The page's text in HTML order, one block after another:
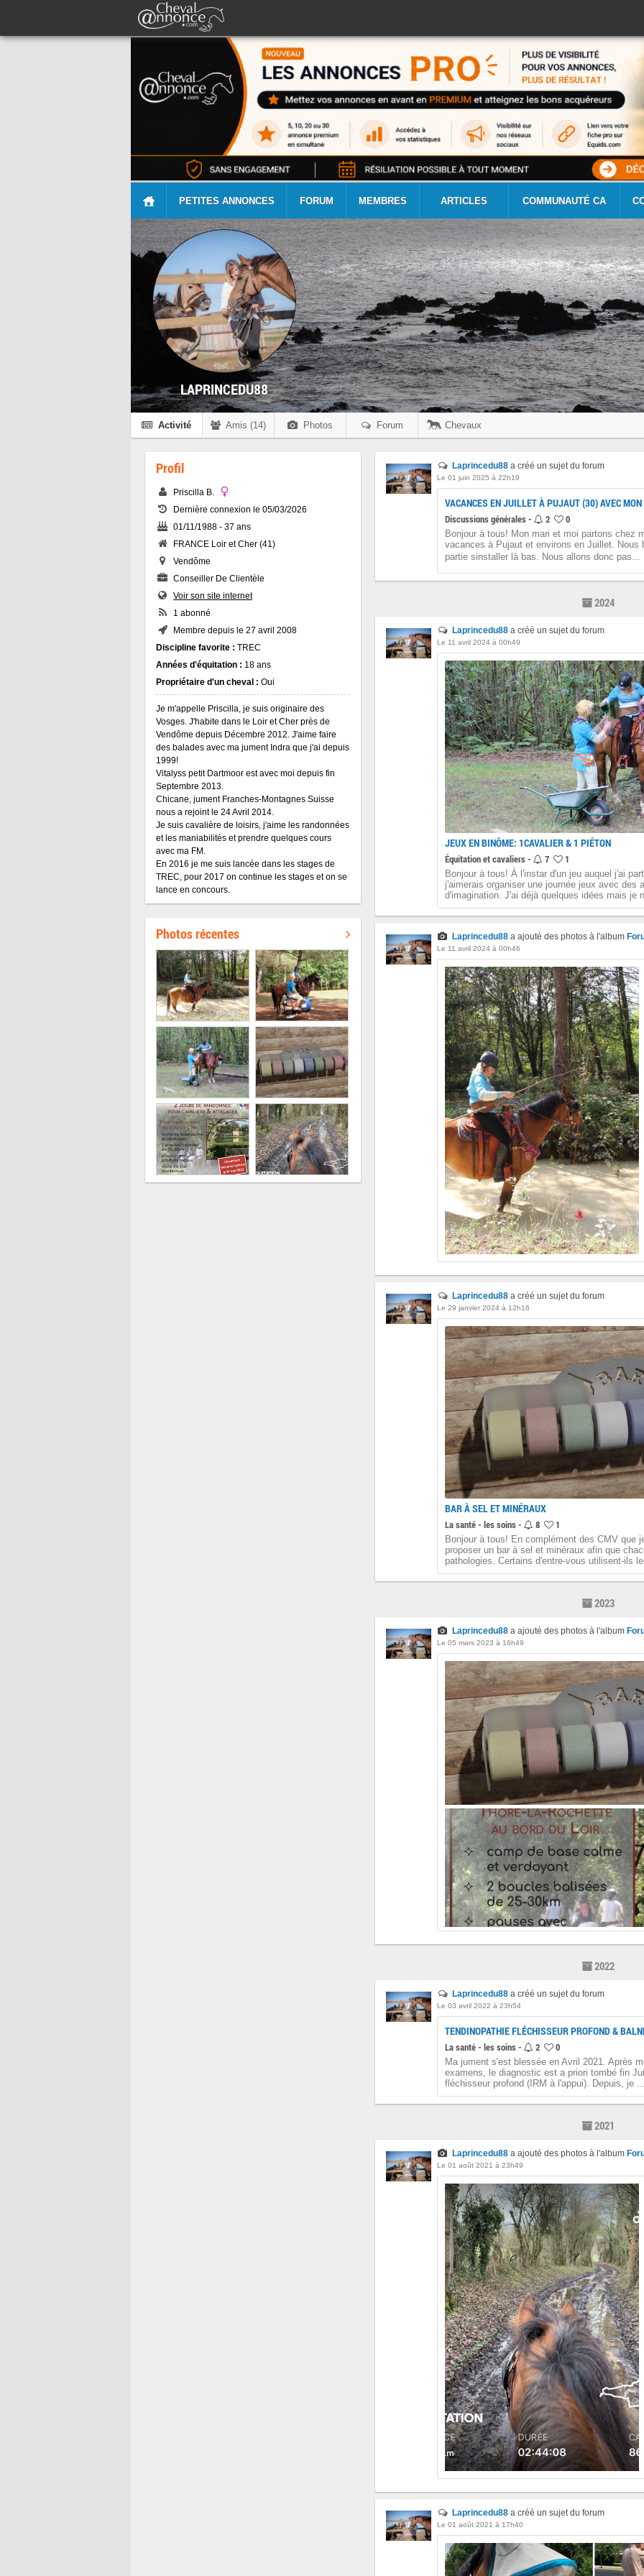
PETITES ANNONCES FORUM MEMBRES ARTICLES COMMUNAUTÉ CA
LAPRINCEDU88
Activité Amis (14) Photos Forum Chevaux
Profil
Priscilla B.
Dernière connexion le 05/03/2026
01/11/1988 - 37 ans
FRANCE Loir et Cher (41)
Vendôme
Conseiller De Clientèle
Voir son site internet
1 abonné
Membre depuis le 27 avril 2008
Discipline favorite : TREC
Années d'équitation : 18 ans
Propriétaire d'un cheval : Oui
Je m'appelle Priscilla, je suis originaire des
Vosges. J'habite dans le Loir et Cher près de
Vendôme depuis Décembre 2012. J'aime faire
des balades avec ma jument Indra que j'ai depuis
1999!
Vitalyss petit Dartmoor est avec moi depuis fin
Septembre 2013.
Chicane, jument Franches-Montagnes Suisse
nous a rejoint le 24 Avril 2014.
Je suis cavalière de loisirs, j'aime les randonnées
et les maniabilités et prendre quelques cours
avec ma FM.
En 2016 je me suis lancée dans les stages de
TREC, pour 2017 on continue les stages et on se
lance en concours.
Photos récentes
Laprincedu88 a créé un sujet du forum
Le 01 juin 2025 à 22h19
VACANCES EN JUILLET À PUJAUT (30) AVEC MON
Discussions générales - 2 0
Bonjour à tous! Mon mari et moi partons chez
vacances à Pujaut et environs en Juillet. Nous
partie sinstaller là bas. Nous allons donc pas...
2024
Laprincedu88 a créé un sujet du forum
Le 11 avril 2024 à 00h49
JEUX EN BINÔME: 1CAVALIER & 1 PIÉTON
Équitation et cavaliers - 7 1
Bonjour à tous! À l'instar d'un jeu auquel j'ai
j'aimerais organiser une journée jeux avec des
d'imagination. J'ai déjà quelques idées mais je
Laprincedu88 a ajouté des photos à l'album
Le 11 avril 2024 à 00h46
Laprincedu88 a créé un sujet du forum
Le 29 janvier 2024 à 12h16
BAR À SEL ET MINÉRAUX
La santé - les soins - 8 1
Bonjour à tous! En complément des CMV que
proposer un bar à sel et minéraux afin que
pathologies. Certains d'entre-vous utilisent-ils
2023
Laprincedu88 a ajouté des photos à l'album
Le 05 mars 2023 à 16h49
2022
Laprincedu88 a créé un sujet du forum
Le 03 avril 2022 à 23h54
TENDINOPATHIE FLÉCHISSEUR PROFOND &
La santé - les soins - 2 0
Ma jument s'est blessée en Avril 2021. Après
examens, le diagnostic est a priori tombé fin
fléchisseur profond (IRM à l'appui). Depuis, je
2021
Laprincedu88 a ajouté des photos à l'album
Le 01 août 2021 à 23h49
Laprincedu88 a créé un sujet du forum
Le 01 août 2021 à 17h40